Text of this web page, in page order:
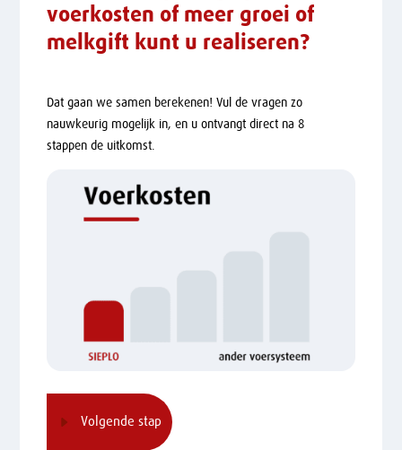
voerkosten of meer groei of
melkgift kunt u realiseren?
Dat gaan we samen berekenen! Vul de vragen zo
nauwkeurig mogelijk in, en u ontvangt direct na 8
stappen de uitkomst.